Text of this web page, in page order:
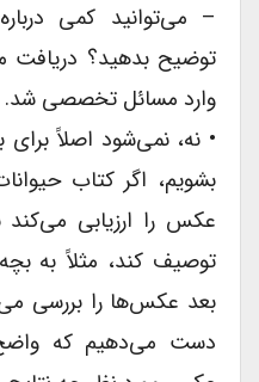
– می‌توانید کمی
توضیح بدهید؟ دریافت
وارد مسائل تخصصی شد.
• نه، نمی‌شود اصلاً
بشویم، اگر کتاب
عکس را ارزیابی
توصیف کند، مثلاً به
بعد عکس‌ها را بررسی
دست می‌دهیم که واضح